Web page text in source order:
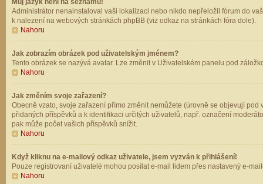
Můj jazyk není na seznamu!
Administrátor nenainstaloval vaši lokalizaci nebo nikdo nepřeložil fórum do
k nalezení na webových stránkách phpBB (viz odkaz na stránkách fóra dole).
Nahoru
Jak zobrazím obrázek pod uživatelským jménem?
Tento obrázek se nazývá avatar. Lze změnit v Uživatelském panelu pod
Nahoru
Jak změním svoje zařazení?
Obecně vzato, svoje zařazení přímo změnit nemůžete (úrovně se objevují
přidaných příspěvků a k identifikaci určitých uživatelů, např. označení
pak může počet vašich příspěvků snížit.
Nahoru
Když kliknu na e-mailový odkaz uživatele, jsem vyzván k přihlášení!
Pouze registrovaní uživatelé mohou posílat e-mail lidem přes nastavený e-
Nahoru